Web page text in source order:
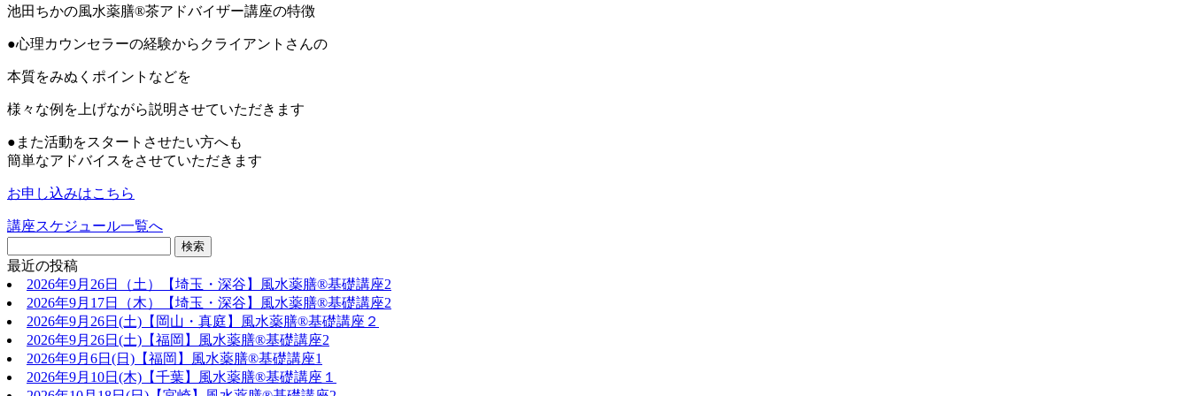
池田ちかの風水薬膳®茶アドバイザー講座の特徴
●心理カウンセラーの経験からクライアントさんの
本質をみぬくポイントなどを
様々な例を上げながら説明させていただきます
●また活動をスタートさせたい方へも
簡単なアドバイスをさせていただきます
お申し込みはこちら
講座スケジュール一覧へ
最近の投稿
2026年9月26日（土）【埼玉・深谷】風水薬膳®基礎講座2
2026年9月17日（木）【埼玉・深谷】風水薬膳®基礎講座2
2026年9月26日(土)【岡山・真庭】風水薬膳®基礎講座２
2026年9月26日(土)【福岡】風水薬膳®︎基礎講座2
2026年9月6日(日)【福岡】風水薬膳®︎基礎講座1
2026年9月10日(木)【千葉】風水薬膳®︎基礎講座１